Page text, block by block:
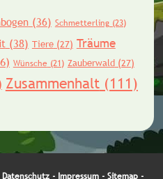
(36) Schmetterling(23)
(38) Tiere(27) Träume
Wünsche (21) Zauberwald(27)
Zusammenhalt(111)
Datenschutz - Impressum - Sitemap -